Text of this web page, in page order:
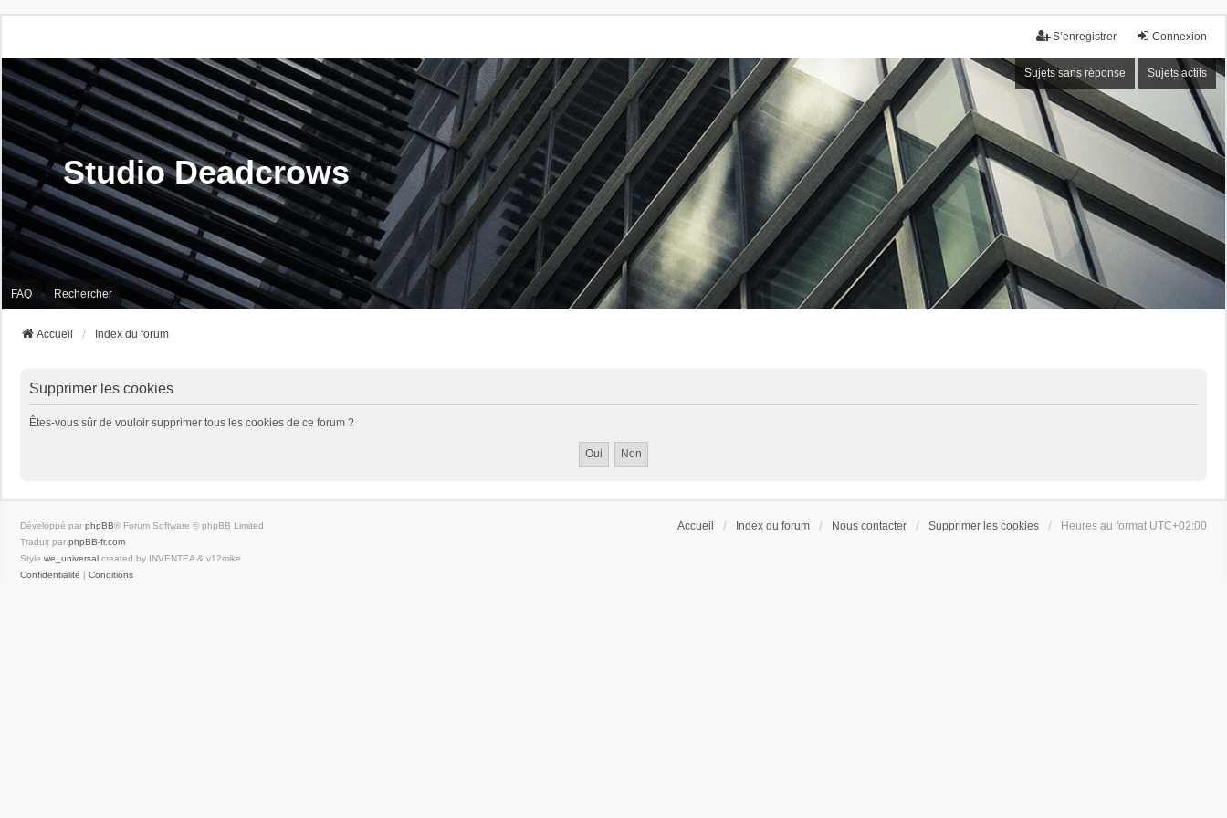
Connexion
S’enregistrer
Sujets sans réponse Sujets actifs
Studio Deadcrows
FAQ Rechercher
Accueil Index du forum
Supprimer les cookies
Êtes-vous sûr de vouloir supprimer tous les cookies de ce forum ?
Accueil Index du forum Nous contacter Supprimer les cookies Heures au format UTC+02:00
Développé par phpBB® Forum Software © phpBB Limited
Traduit par phpBB-fr.com
Style we_universal created by INVENTEA & v12mike
Confidentialité | Conditions